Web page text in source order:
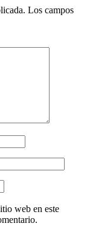
Los campos
web en este